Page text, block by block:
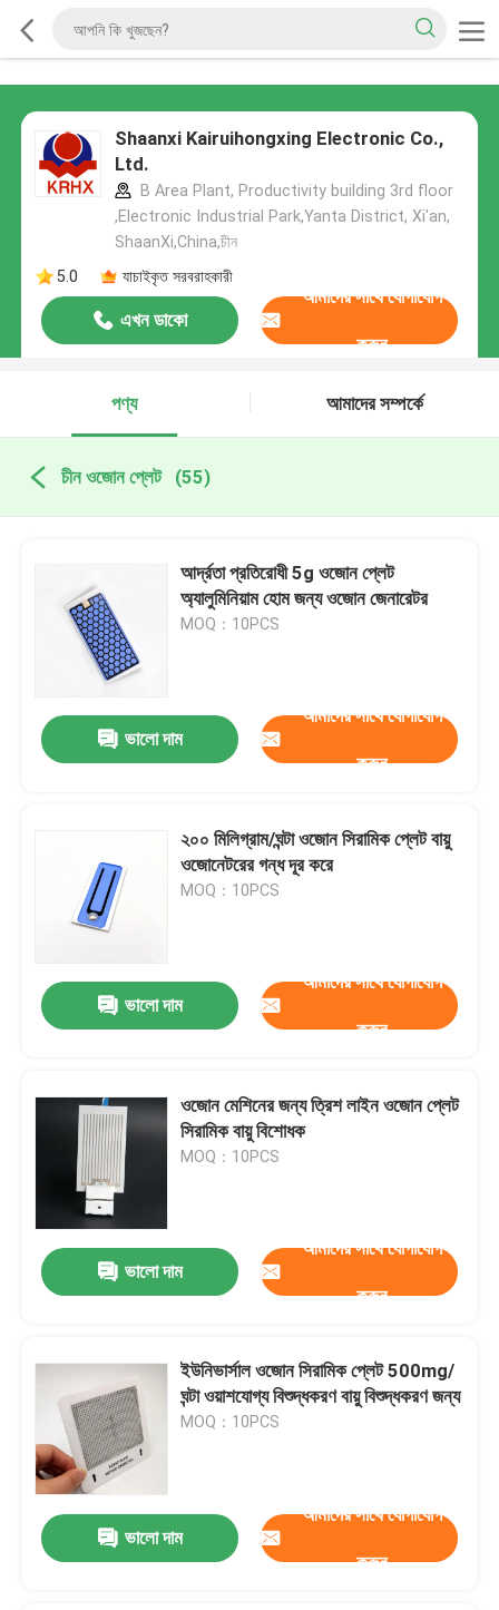
Shaanxi Kairuihongxing Electronic Co.,
Ltd.
B Area Plant, Productivity building 3rd floor
,Electronic Industrial Park,Yanta District, Xi'an,
ShaanXi,China,চীন
5.0
যাচাইকৃত সরবরাহকারী
এখন ডাকো
আমাদের সাথে যোগাযোগ
করুন
পণ্য আমাদের সম্পর্কে
চীন ওজোন প্লেট (55)
আর্দ্রতা প্রতিরোধী 5g ওজোন প্লেট
অ্যালুমিনিয়াম হোম জন্য ওজোন জেনারেটর
MOQ：10PCS
ভালো দাম
আমাদের সাথে যোগাযোগ
করুন
২০০ মিলিগ্রাম/ঘন্টা ওজোন সিরামিক প্লেট বায়ু
ওজোনেটরের গন্ধ দূর করে
MOQ：10PCS
ভালো দাম
আমাদের সাথে যোগাযোগ
করুন
ওজোন মেশিনের জন্য ত্রিশ লাইন ওজোন প্লেট
সিরামিক বায়ু বিশোধক
MOQ：10PCS
ভালো দাম
আমাদের সাথে যোগাযোগ
করুন
ইউনিভার্সাল ওজোন সিরামিক প্লেট 500mg/
ঘন্টা ওয়াশযোগ্য বিশুদ্ধকরণ বায়ু বিশুদ্ধকরণ জন্য
MOQ：10PCS
ভালো দাম
আমাদের সাথে যোগাযোগ
করুন